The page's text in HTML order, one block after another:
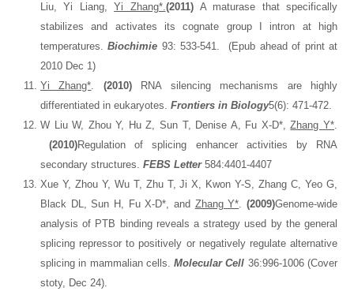
Liu, Yi Liang,Yi Zhang*.(2011) A maturase that specifically
stabilizes and activates its cognate group I intron at high
temperatures.Biochimie 93: 533-541. (Epub ahead of print at
2010 Dec 1)
Yi Zhang*. (2010)
RNA silencing mechanisms are highly
differentiated in eukaryotes. Frontiers in Biology5(6): 471-472.
W Liu W, Zhou Y, Hu Z, Sun T, Denise A, Fu X-D*,Zhang Y*.
(2010)Regulation of splicing enhancer activities by RNA
secondary structures. FEBS Letter 584:4401-4407
Xue Y, Zhou Y, Wu T, Zhu T, Ji X, Kwon Y-S, Zhang C, Yeo G,
Black DL, Sun H, Fu X-D*, and Zhang Y*.(2009)Genome-wide
analysis of PTB binding reveals a strategy used by the general
splicing repressor to positively or negatively regulate alternative
splicing in mammalian cells.Molecular Cell 36:996-1006 (Cover
stoty, Dec 24).